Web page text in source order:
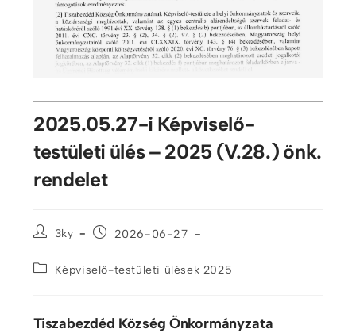
2025.05.27-i Képviselő-
testületi ülés – 2025 (V.28.) önk.
rendelet
3ky 2026-06-27
Képviselő-testületi ülések 2025
Tiszabezdéd Község Önkormányzata